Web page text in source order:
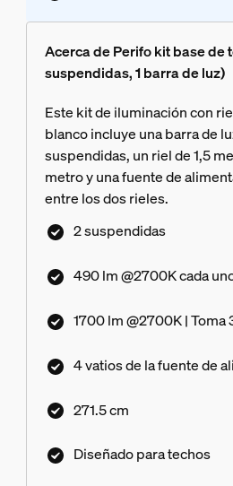
Acerca de Perifo kit base de
suspendidas, 1 barra de luz)
Este kit de iluminación con
blanco incluye una barra de
suspendidas, un riel de 1,5
metro y una fuente de
entre los dos rieles.
2 suspendidas
490 lm @2700K cada
1700 lm @2700K | Toma
4 vatios de la fuente de
271.5 cm
Diseñado para techos